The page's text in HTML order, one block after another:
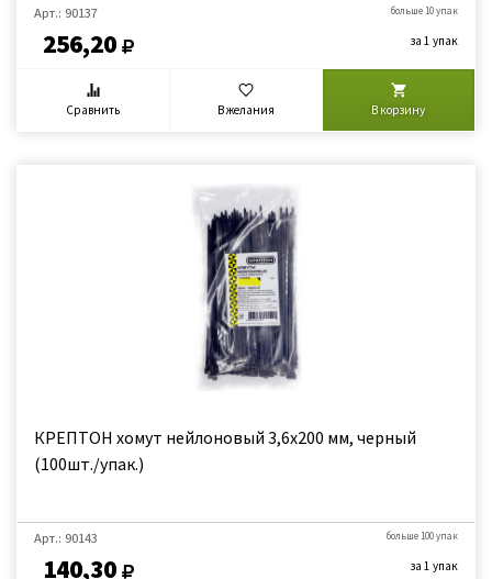
Арт.: 90137
256,20
больше 10 упак
за 1 упак
Сравнить В желания В корзину
КРЕПТОН хомут нейлоновый 3,6х200 мм, черный
(100шт./упак.)
Арт.: 90143
140,30
больше 100 упак
за 1 упак